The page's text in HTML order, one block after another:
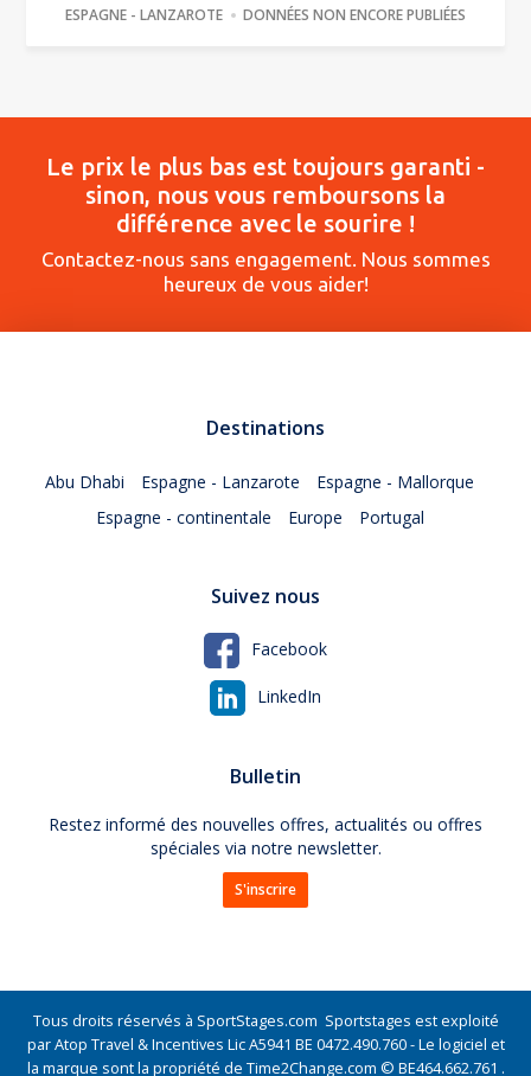
ESPAGNE - LANZAROTE DONNÉES NON ENCORE PUBLIÉES
Le prix le plus bas est toujours garanti -
sinon, nous vous remboursons la
différence avec le sourire !
Contactez-nous sans engagement. Nous sommes
heureux de vous aider!
Destinations
Abu Dhabi Espagne - Lanzarote
Espagne - Mallorque
Espagne - continentale
Europe Portugal
Suivez nous
Facebook
LinkedIn
Bulletin
Restez informé des nouvelles offres, actualités ou offres
spéciales via notre newsletter.
S'inscrire
Tous droits réservés à SportStages.com Sportstages est exploité
par Atop Travel & Incentives Lic A5941 BE 0472.490.760 - Le logiciel et
la marque sont la propriété de Time2Change.com © BE464.662.761 .